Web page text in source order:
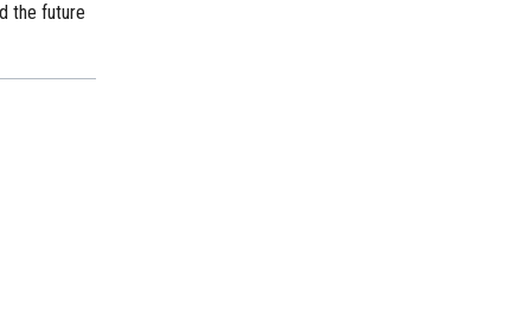
the future